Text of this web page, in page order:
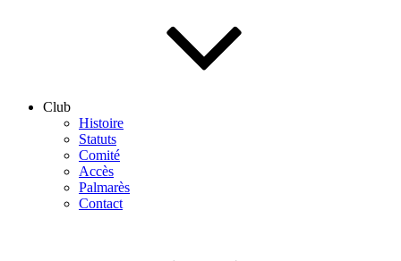
Club
Histoire
Statuts
Comité
Accès
Palmarès
Contact